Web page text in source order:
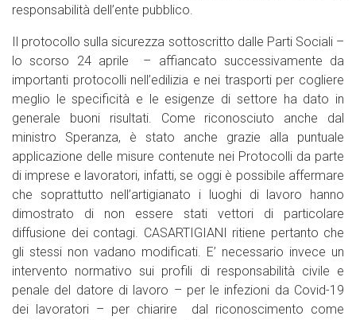
responsabilità dell’ente pubblico.
Il protocollo sulla sicurezza sottoscritto dalle Parti Sociali –
lo scorso 24 aprile – affiancato successivamente da
importanti protocolli nell’edilizia e nei trasporti per cogliere
meglio le specificità e le esigenze di settore ha dato in
generale buoni risultati. Come riconosciuto anche dal
ministro Speranza, è stato anche grazie alla puntuale
applicazione delle misure contenute nei Protocolli da parte
di imprese e lavoratori, infatti, se oggi è possibile affermare
che soprattutto nell’artigianato i luoghi di lavoro hanno
dimostrato di non essere stati vettori di particolare
diffusione dei contagi. CASARTIGIANI ritiene pertanto che
gli stessi non vadano modificati. E’ necessario invece un
intervento normativo sui profili di responsabilità civile e
penale del datore di lavoro – per le infezioni da Covid-19
dei lavoratori – per chiarire dal riconoscimento come